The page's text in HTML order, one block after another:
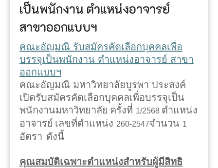
เป็นพนักงาน ตำแหน่งอาจารย์
สาขาออกแบบฯ
คณะอัญมณี รับสมัครคัดเลือกบุคคลเพื่อ
บรรจุเป็นพนักงาน ตำแหน่งอาจารย์ สาขา
ออกแบบฯ
คณะอัญมณี มหาวิทยาลัยบูรพา ประสงค์
เปิดรับสมัครคัดเลือกบุคคลเพื่อบรรจุเป็น
พนักงานมหาวิทยาลัย ครั้งที่ 1/2568 ตำแหน่ง
อาจารย์ เลขที่ตำแหน่ง 260-2547จำนวน 1
อัตรา ดังนี้
คุณสมบัติเฉพาะตำแหน่งสำหรับผู้มีสิทธิ